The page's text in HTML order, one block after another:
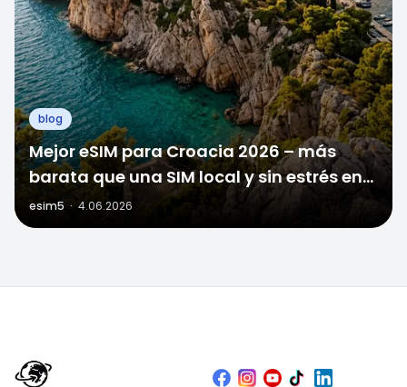
blog
Mejor eSIM para Croacia 2026 – más
barata que una SIM local y sin estrés en
la frontera
esim5 · 4.06.2026